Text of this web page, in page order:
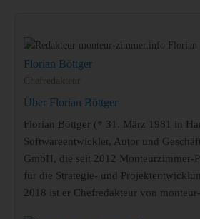
Florian Böttger
Chefredakteur
Über Florian Böttger
Florian Böttger (* 31. März 1981 in
Softwareentwickler, Autor und
GmbH, die seit 2012 Monteurzimmer-
für die Strategie- und
2018 ist er Chefredakteur von